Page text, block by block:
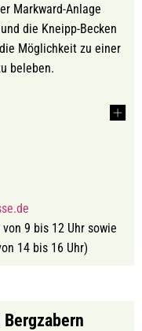
Markward-Anlage
die Kneipp-Becken
Möglichkeit zu einer
beleben.
9 bis 12 Uhr sowie
14 bis 16 Uhr)